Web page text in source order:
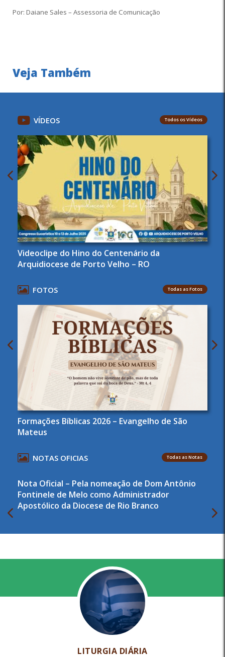
Por: Daiane Sales – Assessoria de Comunicação
Veja Também
VÍDEOS Todos os Vídeos
Videoclipe do Hino do Centenário da
Arquidiocese de Porto Velho – RO
FOTOS Todas as Fotos
Formações Bíblicas 2026 – Evangelho de São
Mateus
NOTAS OFICIAS Todas as Notas
Nota Oficial – Pela nomeação de Dom Antônio
Fontinele de Melo como Administrador
Apostólico da Diocese de Rio Branco
LITURGIA DIÁRIA